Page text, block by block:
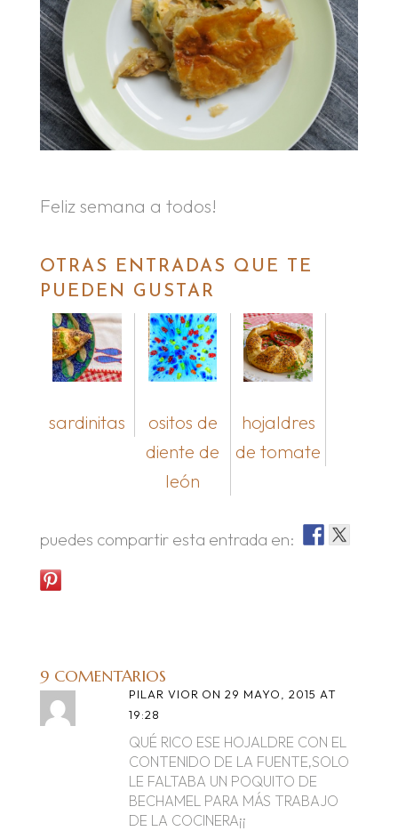
Feliz semana a todos!
OTRAS ENTRADAS QUE TE
PUEDEN GUSTAR
sardinitas
ositos de
diente de
león
hojaldres
de tomate
puedes compartir esta entrada en:
9 COMENTARIOS
PILAR VIOR ON 29 MAYO, 2015 AT
19:28
QUÉ RICO ESE HOJALDRE CON EL
CONTENIDO DE LA FUENTE,SOLO
LE FALTABA UN POQUITO DE
BECHAMEL PARA MÁS TRABAJO
DE LA COCINERA¡¡